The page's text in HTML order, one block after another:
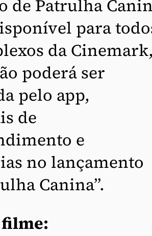
de Patrulha
para
da
poderá ser
pelo app,
de
e
no lançamento
Canina”.
filme: